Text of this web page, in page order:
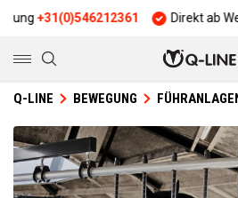
Direkt ab Werk
Q-LINE BEWEGUNG